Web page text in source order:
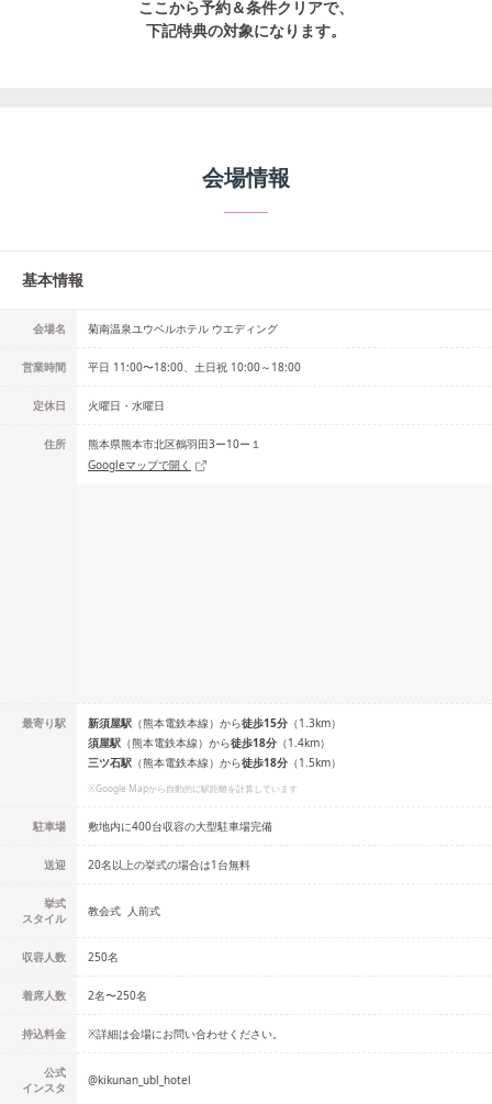
ここから予約＆条件クリアで、
下記特典の対象になります。
会場情報
基本情報
会場名 菊南温泉ユウベルホテル ウエディング
営業時間 平日 11:00〜18:00、土日祝 10:00～18:00
定休日 火曜日・水曜日
住所
熊本県熊本市北区鶴羽田3ー10ー１
Googleマップで開く
最寄り駅 新須屋駅 （熊本電鉄本線） から徒歩15分 （1.3km）
須屋駅 （熊本電鉄本線） から徒歩18分 （1.4km）
三ツ石駅 （熊本電鉄本線） から徒歩18分 （1.5km）
※Google Mapから自動的に駅距離を計算しています
駐車場 敷地内に400台収容の大型駐車場完備
送迎 20名以上の挙式の場合は1台無料
挙式
スタイル
教会式 人前式
収容人数 250名
着席人数 2名〜250名
持込料金 ※詳細は会場にお問い合わせください。
公式
インスタ
@kikunan_ubl_hotel